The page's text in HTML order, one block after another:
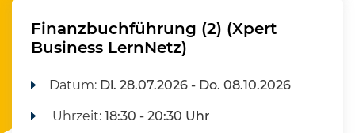
Finanzbuchführung (2) (Xpert
Business LernNetz)
Datum: Di. 28.07.2026 - Do. 08.10.2026
Uhrzeit:18:30 - 20:30 Uhr